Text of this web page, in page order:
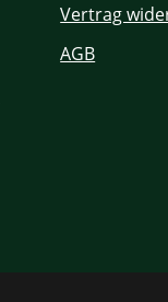
Vertrag
AGB